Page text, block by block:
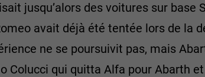
jusqu’alors des voitures sur base
avait déjà été tentée lors de la
ne se poursuivit pas, mais
Colucci qui quitta Alfa pour Abarth